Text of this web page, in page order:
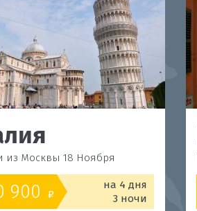
из Москвы 18 Ноября
900 o
на 4 дня
3 ночи